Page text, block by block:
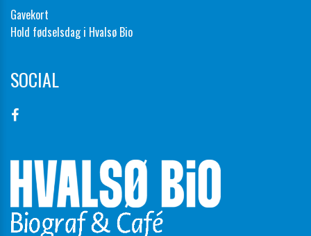
Gavekort
Hold fødselsdag i Hvalsø Bio
SOCIAL